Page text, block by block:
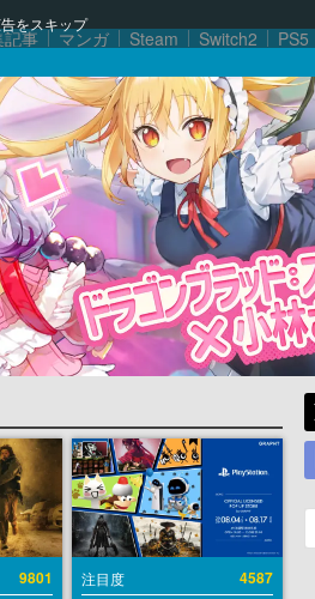
をスキップ
記事 マンガ Steam Switch2 PS5
9801 注目度 4587